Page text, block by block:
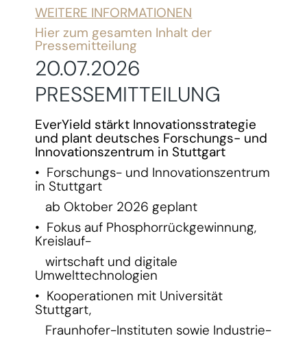
WEITERE INFORMATIONEN
Hier zum gesamten Inhalt der
Pressemitteilung
20.07.2026
PRESSEMITTEILUNG
EverYield stärkt Innovationsstrategie
und plant deutsches Forschungs- und
Innovationszentrum in Stuttgart
• Forschungs- und Innovationszentrum
in Stuttgart
ab Oktober 2026 geplant
• Fokus auf Phosphorrückgewinnung,
Kreislauf-
wirtschaft und digitale
Umwelttechnologien
• Kooperationen mit Universität
Stuttgart,
Fraunhofer-Instituten sowie Industrie-